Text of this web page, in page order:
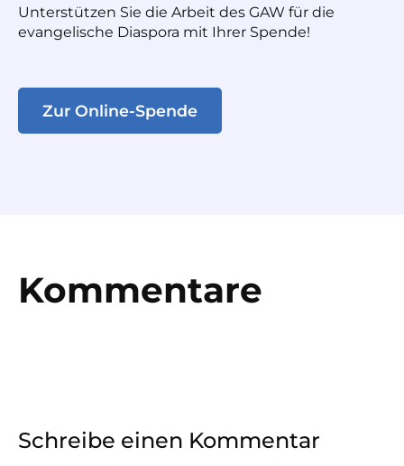
Unterstützen Sie die Arbeit des GAW für die
evangelische Diaspora mit Ihrer Spende!
Zur Online-Spende
Kommentare
Schreibe einen Kommentar